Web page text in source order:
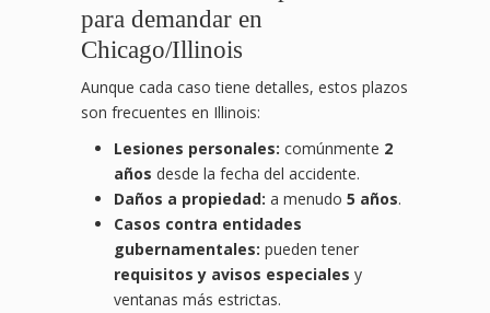
para demandar en
Chicago/Illinois
Aunque cada caso tiene detalles, estos plazos
son frecuentes en Illinois:
Lesiones personales: comúnmente 2
años desde la fecha del accidente.
Daños a propiedad: a menudo 5 años.
Casos contra entidades
gubernamentales: pueden tener
requisitos y avisos especiales y
ventanas más estrictas.